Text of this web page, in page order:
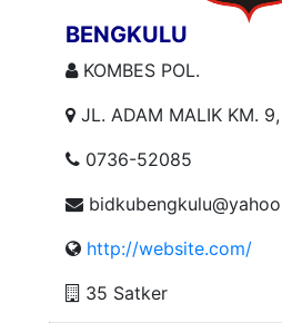
BENGKULU
KOMBES POL.
JL. ADAM MALIK KM.
0736-52085
http://website.com/
35 Satker